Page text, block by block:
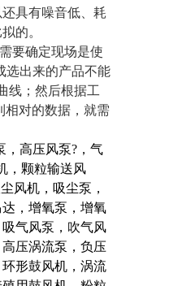
具有噪音低、耗
的。
要确定现场是使
选出来的产品不能
线；然后根据工
对的数据，就需
，高压风泵?，气
，颗粒输送风
风机，吸尘泵，
，增氧泵，增氧
气风泵，吹气风
压涡流泵，负压
形鼓风机，涡流